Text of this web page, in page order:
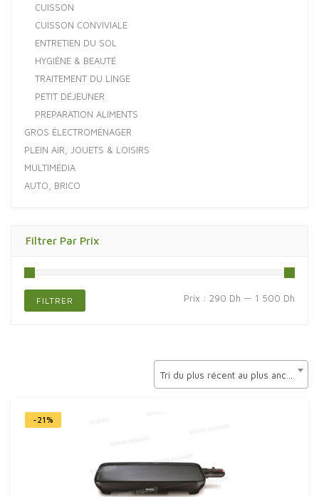
CUISSON
CUISSON CONVIVIALE
ENTRETIEN DU SOL
HYGIÈNE & BEAUTÉ
TRAITEMENT DU LINGE
PETIT DÉJEUNER
PREPARATION ALIMENTS
GROS ÉLECTROMÉNAGER
PLEIN AIR, JOUETS & LOISIRS
MULTIMÉDIA
AUTO, BRICO
Filtrer Par Prix
FILTRER Prix : 290 Dh — 1 500 Dh
-21%